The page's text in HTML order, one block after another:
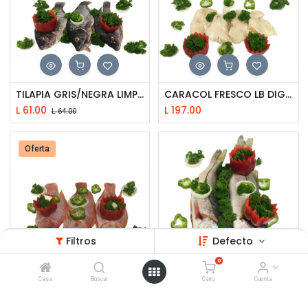
Filtros Defecto
Casa Buscar
0
Carro Cuenta
TILAPIA GRIS/NEGRA LIMPIA/ESCA
L 61.00 L64.00
CARACOL FRESCO LB DIGAB
L 197.00
Oferta